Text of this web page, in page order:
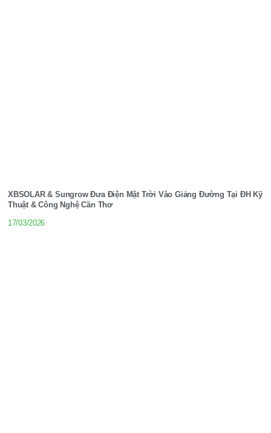
XBSOLAR & Sungrow Đưa Điện Mặt Trời Vào Giảng Đường Tại ĐH Kỹ
Thuật & Công Nghệ Cần Thơ
17/03/2026